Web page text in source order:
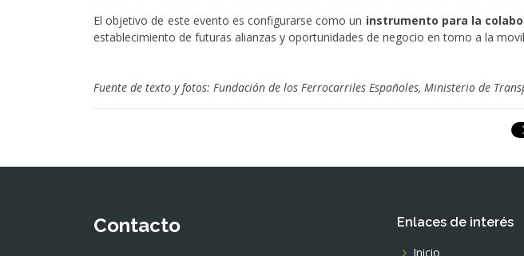
El objetivo de este evento es configurarse como un instrumento para la
establecimiento de futuras alianzas y oportunidades de negocio en torno a la
Fuente de texto y fotos: Fundación de los Ferrocarriles Españoles, Ministerio de
Contacto
Enlaces de interés
Inicio